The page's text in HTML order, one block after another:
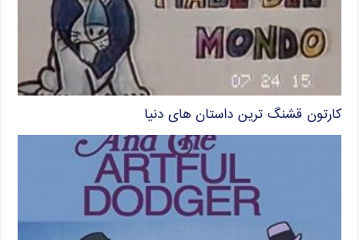
کارتون قشنگ ترین داستان های دنیا